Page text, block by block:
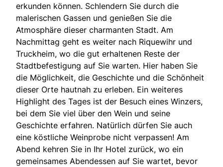
erkunden können. Schlendern Sie durch die
malerischen Gassen und genießen Sie die
Atmosphäre dieser charmanten Stadt. Am
Nachmittag geht es weiter nach Riquewihr und
Truckheim, wo die gut erhaltenen Reste der
Stadtbefestigung auf Sie warten. Hier haben Sie
die Möglichkeit, die Geschichte und die Schönheit
dieser Orte hautnah zu erleben. Ein weiteres
Highlight des Tages ist der Besuch eines Winzers,
bei dem Sie viel über den Wein und seine
Geschichte erfahren. Natürlich dürfen Sie auch
eine köstliche Weinprobe nicht verpassen! Am
Abend kehren Sie in Ihr Hotel zurück, wo ein
gemeinsames Abendessen auf Sie wartet, bevor